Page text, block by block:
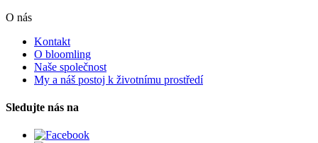
O nás
Kontakt
O bloomling
Naše společnost
My a náš postoj k životnímu prostředí
Sledujte nás na